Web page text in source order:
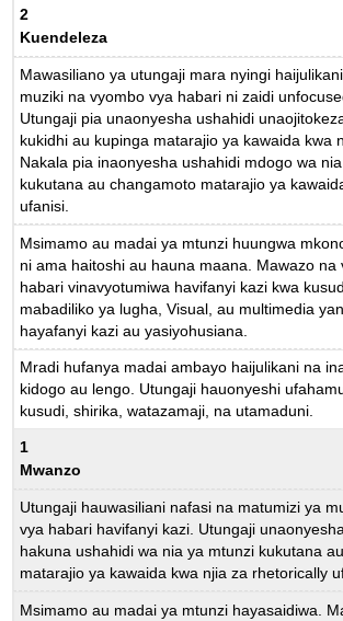
2
Kuendeleza
Mawasiliano ya utungaji mara nyingi
muziki na vyombo vya habari ni zaidi
Utungaji pia unaonyesha ushahidi
kukidhi au kupinga matarajio ya kawaida kwa
Nakala pia inaonyesha ushahidi mdogo wa
kukutana au changamoto matarajio ya
ufanisi.
Msimamo au madai ya mtunzi huungwa
ni ama haitoshi au hauna maana. Mawazo na
habari vinavyotumiwa havifanyi kazi kwa
mabadiliko ya lugha, Visual, au multimedia
hayafanyi kazi au yasiyohusiana.
Mradi hufanya madai ambayo haijulikani na
kidogo au lengo. Utungaji hauonyeshi
kusudi, shirika, watazamaji, na utamaduni.
1
Mwanzo
Utungaji hauwasiliani nafasi na matumizi ya
vya habari havifanyi kazi. Utungaji
hakuna ushahidi wa nia ya mtunzi kukutana
matarajio ya kawaida kwa njia za rhetorically
Msimamo au madai ya mtunzi hayasaidiwa.